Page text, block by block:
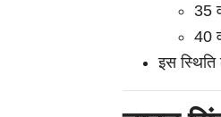
35
40
इस स्थिति